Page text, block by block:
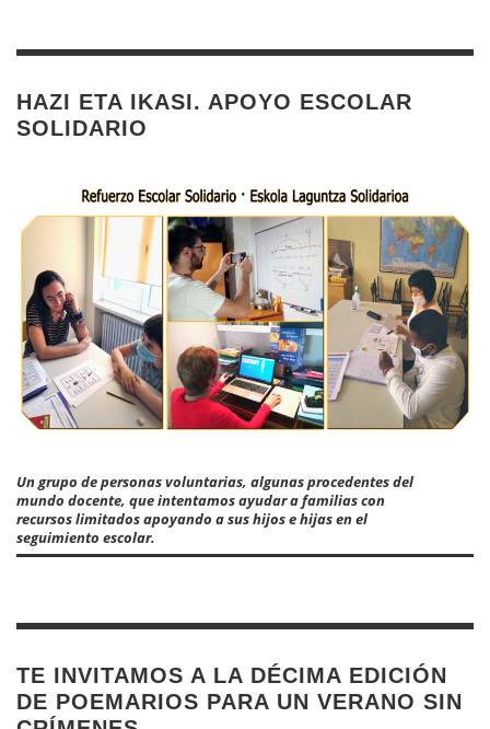
HAZI ETA IKASI. APOYO ESCOLAR
SOLIDARIO
Un grupo de personas voluntarias, algunas procedentes del
mundo docente, que intentamos ayudar a familias con
recursos limitados apoyando a sus hijos e hijas en el
seguimiento escolar.
TE INVITAMOS A LA DÉCIMA EDICIÓN
DE POEMARIOS PARA UN VERANO SIN